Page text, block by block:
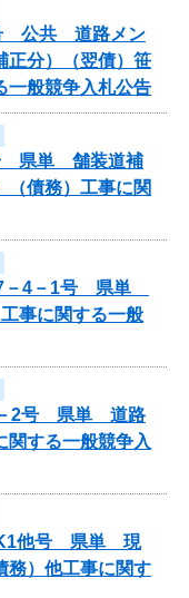
公共 道路メン
正分）（翌債）笹
一般競争入札公告
県単 舗装道補
（債務）工事に関
7－4－1号 県単
事に関する一般
－2号 県単 道路
関する一般競争入
K1他号 県単 現
務）他工事に関す